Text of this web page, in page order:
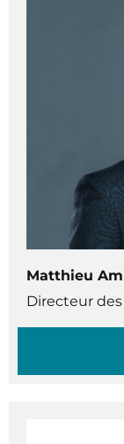
Matthieu
Directeur